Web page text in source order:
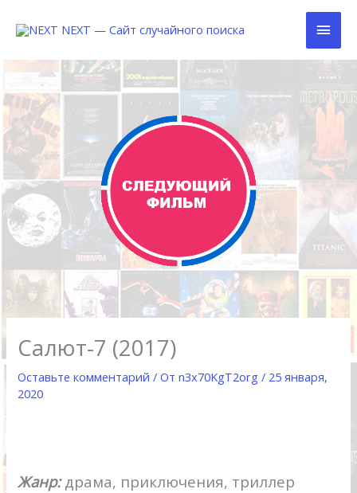
Салют-7 (2017)
Оставьте комментарий / Отn3x70KgT2org/ 25 января,
2020
Жанр:драма, приключения, триллер